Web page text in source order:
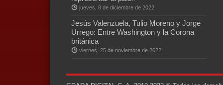
jueves, 8 de diciembre de 2022
Jesús Valenzuela, Tulio Moreno y Jorge
Urrego: Entre Washington y la Corona
británica
viernes, 25 de noviembre de 2022